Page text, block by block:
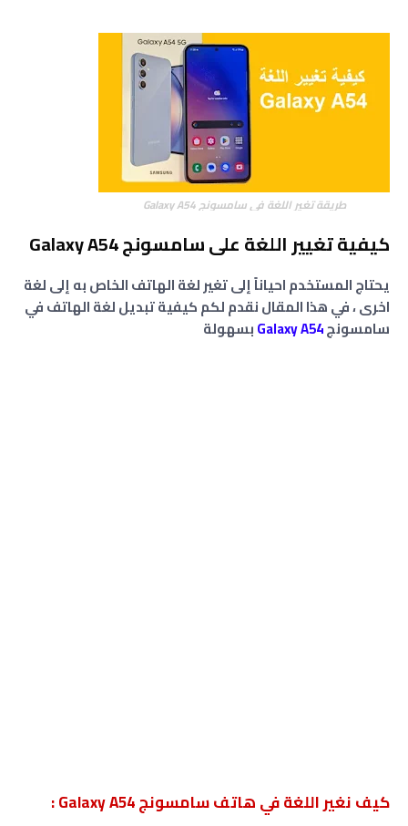
طريقة تغير اللغة في سامسونج Galaxy A54
كيفية تغيير اللغة على سامسونج Galaxy A54
يحتاج المستخدم احياناً إلى تغير لغة الهاتف الخاص به إلى لغة
اخرى ، في هذا المقال نقدم لكم كيفية تبديل لغة الهاتف في
سامسونجGalaxy A54بسهولة
كيف نغير اللغة في هاتف سامسونج Galaxy A54 :